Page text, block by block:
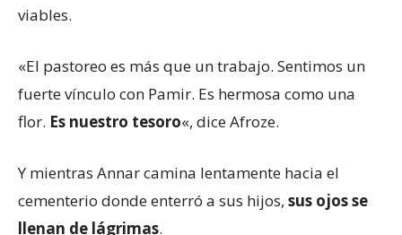
viables.
«El pastoreo es más que un trabajo. Sentimos un
fuerte vínculo con Pamir. Es hermosa como una
flor. Es nuestro tesoro«, dice Afroze.
Y mientras Annar camina lentamente hacia el
cementerio donde enterró a sus hijos, sus ojos se
llenan de lágrimas.